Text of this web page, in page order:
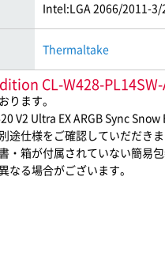
Intel:LGA 2066/2011-
Thermaltake
CL-W428-
ます。
V2 Ultra EX ARGB Sync
仕様をご確認していだだきま
箱が付属されていない簡易包
る場合がございます。